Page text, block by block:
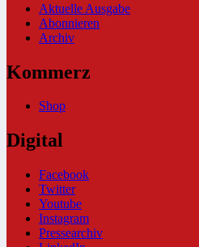
Aktuelle Ausgabe
Abonnieren
Archiv
Kommerz
Shop
Digital
Facebook
Twitter
Youtube
Instagram
Pressearchiv